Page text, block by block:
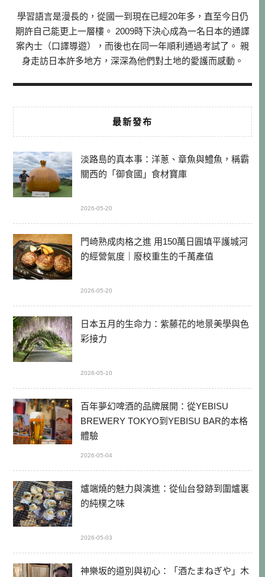
學習語言是漫長的，從國一到現在已經20年多，直至今日仍
期許自己能更上一層樓。 2009時下決心成為一名日本的通譯
案內士（口譯導遊），而後也在同一年順利通過考試了。 親
身走訪日本許多地方，深深為他們對土地的愛護而感動。
最新發布
淡路島的真本事：洋蔥、章魚與鱧魚，稱霸
關西的「御食國」食材寶庫
2026-05-20
門崎熟成肉格之進 用150萬日圓填平護城河
的經營氣度｜廢校重生的千萬產值
2026-05-20
日本五月的生命力：紫藤花的地景美學與色
彩接力
2026-05-10
百年夢幻啤酒的品牌展開：從YEBISU
BREWERY TOKYO到YEBISU BAR的本格
體驗
2026-05-04
爐端燒的魅力與演進：從仙台發跡到圍爐裏
的純樸之味
2026-05-03
神樂坂的道別與初心：「酒たまねぎや」木